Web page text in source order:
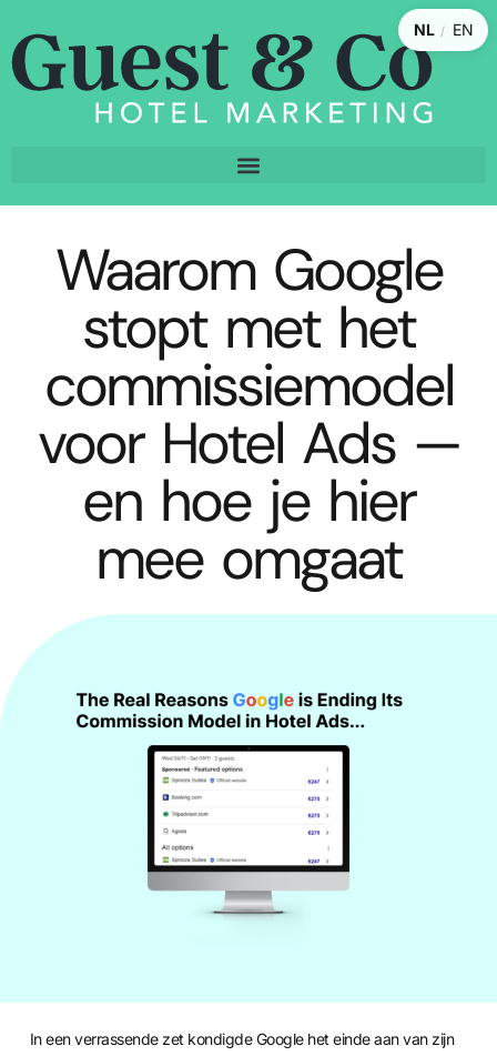
NL / EN
Waarom Google
stopt met het
commissiemodel
voor Hotel Ads —
en hoe je hier
mee omgaat
ERIK
30/10/2024
In een verrassende zet kondigde Google het einde aan van zijn